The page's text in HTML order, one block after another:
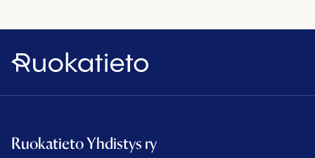
Ruokatieto
Ruokatieto Yhdistys ry